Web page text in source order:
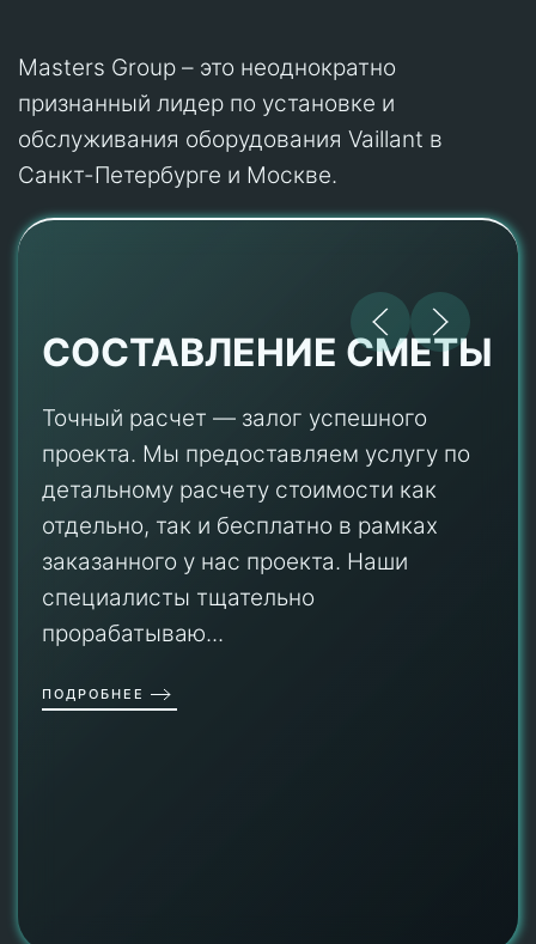
Masters Group – это неоднократно
признанный лидер по установке и
обслуживания оборудования Vaillant в
Санкт-Петербурге и Москве.
СОСТАВЛЕНИЕ СМЕТЫ
Точный расчет — залог успешного
проекта. Мы предоставляем услугу по
детальному расчету стоимости как
отдельно, так и бесплатно в рамках
заказанного у нас проекта. Наши
специалисты тщательно
прорабатываю...
ПОДРОБНЕЕ